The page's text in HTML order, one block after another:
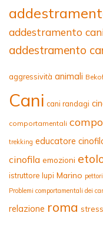
addestramento
addestramento
aggressività animali
Cani cani randagi
comportamentali
trekking educatore
cinofila emozioni
istruttore lupi Marino
Problemi comportamentali dei
relazione roma stress